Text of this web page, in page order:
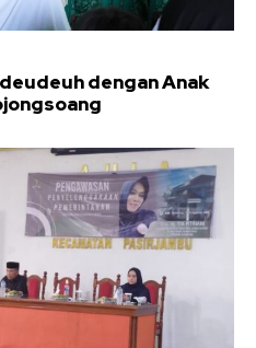
dengan Anak